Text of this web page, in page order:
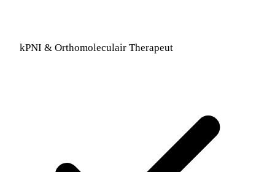
kPNI & Orthomoleculair Therapeut